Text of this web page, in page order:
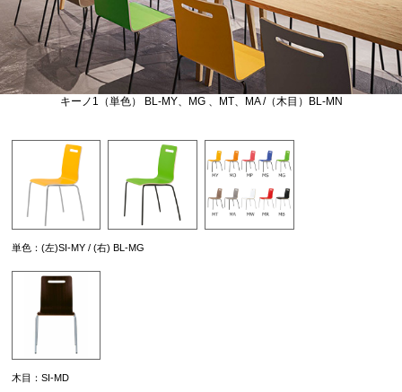
キーノ1（単色） BL-MY、MG 、MT、MA /（木目）BL-MN
単色：(左)SI-MY / (右) BL-MG
木目：SI-MD